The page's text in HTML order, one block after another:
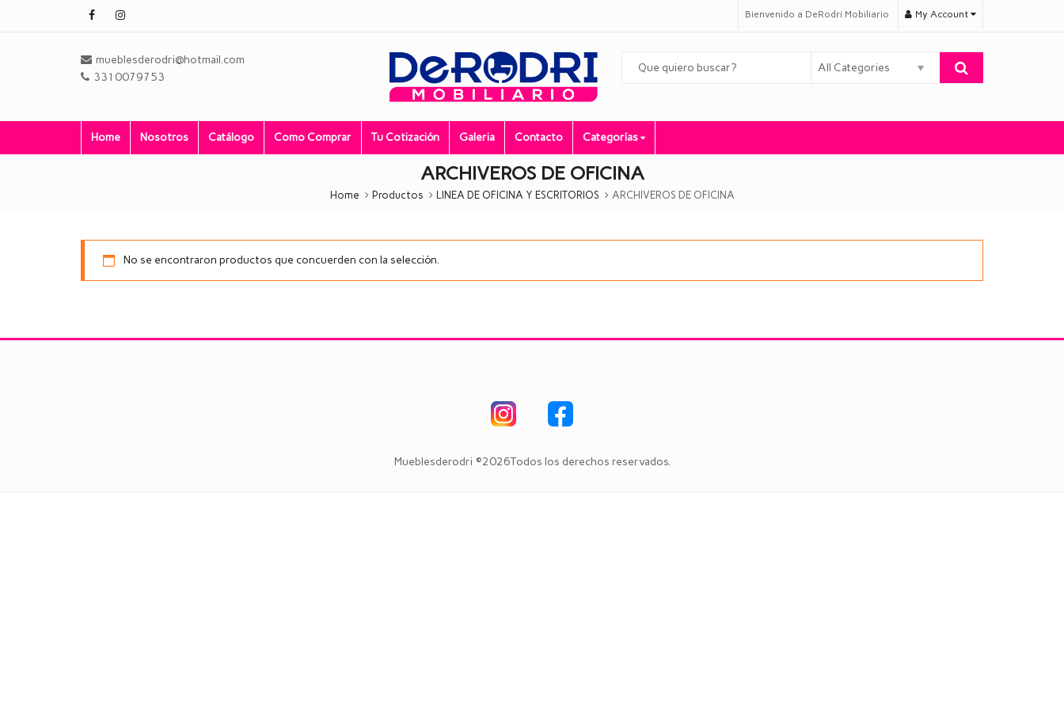
Bienvenido a DeRodri Mobiliario My Account
mueblesderodri@hotmail.com
3310079753
All Categories
Home Nosotros Catálogo Como Comprar Tu Cotización Galeria Contacto Categorías
ARCHIVEROS DE OFICINA
Home Productos LINEA DE OFICINA Y ESCRITORIOS ARCHIVEROS DE OFICINA
No se encontraron productos que concuerden con la selección.
Mueblesderodri ©2026Todos los derechos reservados.